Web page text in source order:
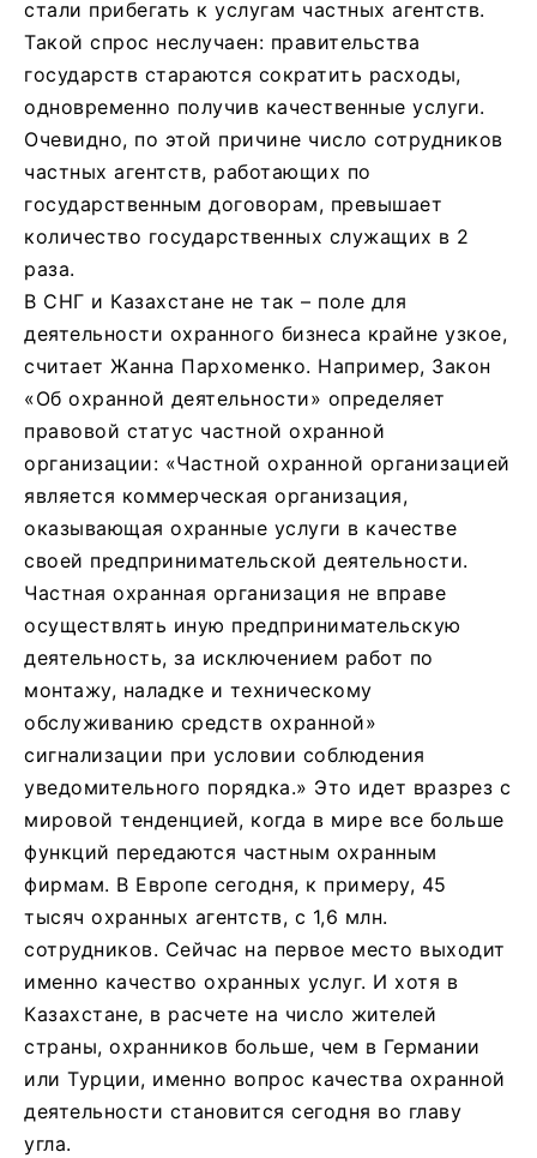
стали прибегать к услугам частных агентств.
Такой спрос неслучаен: правительства
государств стараются сократить расходы,
одновременно получив качественные услуги.
Очевидно, по этой причине число сотрудников
частных агентств, работающих по
государственным договорам, превышает
количество государственных служащих в 2
раза.
В СНГ и Казахстане не так – поле для
деятельности охранного бизнеса крайне узкое,
считает Жанна Пархоменко. Например, Закон
«Об охранной деятельности» определяет
правовой статус частной охранной
организации: «Частной охранной организацией
является коммерческая организация,
оказывающая охранные услуги в качестве
своей предпринимательской деятельности.
Частная охранная организация не вправе
осуществлять иную предпринимательскую
деятельность, за исключением работ по
монтажу, наладке и техническому
обслуживанию средств охранной»
сигнализации при условии соблюдения
уведомительного порядка.» Это идет вразрез с
мировой тенденцией, когда в мире все больше
функций передаются частным охранным
фирмам. В Европе сегодня, к примеру, 45
тысяч охранных агентств, с 1,6 млн.
сотрудников. Сейчас на первое место выходит
именно качество охранных услуг. И хотя в
Казахстане, в расчете на число жителей
страны, охранников больше, чем в Германии
или Турции, именно вопрос качества охранной
деятельности становится сегодня во главу
угла.